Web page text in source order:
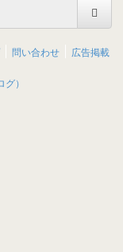
問い合わせ 広告掲載
）